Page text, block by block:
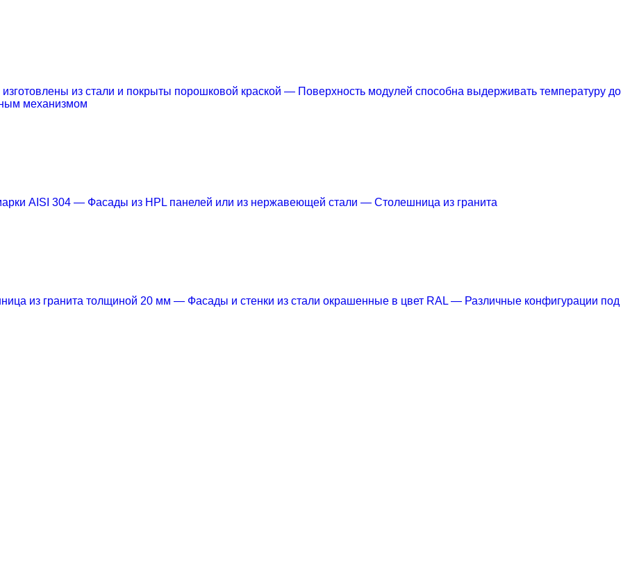
из стали и покрыты порошковой краской — Поверхность модулей способна выдерживать температуру до
механизмом
AISI 304 — Фасады из HPL панелей или из нержавеющей стали — Столешница из гранита
из гранита толщиной 20 мм — Фасады и стенки из стали окрашенные в цвет RAL — Различные конфигурации под